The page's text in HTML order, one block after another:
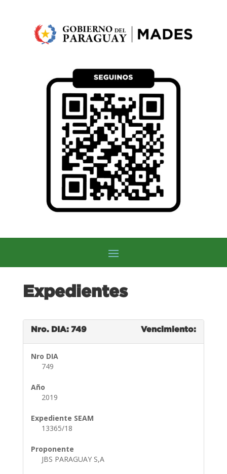
Expedientes
Nro. DIA: 749 Vencimiento:
Nro DIA
749
Año
2019
Expediente SEAM
13365/18
Proponente
JBS PARAGUAY S,A